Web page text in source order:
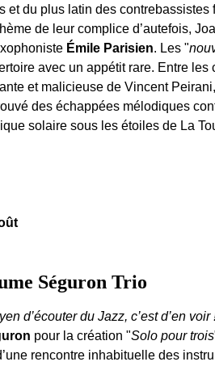
et du plus latin des contrebassistes
de leur complice d’autefois,
Émile Parisien. Les "
avec un appétit rare. Entre
et malicieuse de Vincent
des échappées mélodiques
solaire sous les étoiles de La
Séguron Trio
d’écouter du Jazz, c’est d’en voir
pour la création "Solo pour trois
rencontre inhabituelle des